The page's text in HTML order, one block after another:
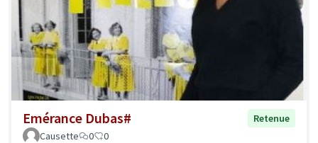
Emérance Dubas#
Retenue
Causette
0 0